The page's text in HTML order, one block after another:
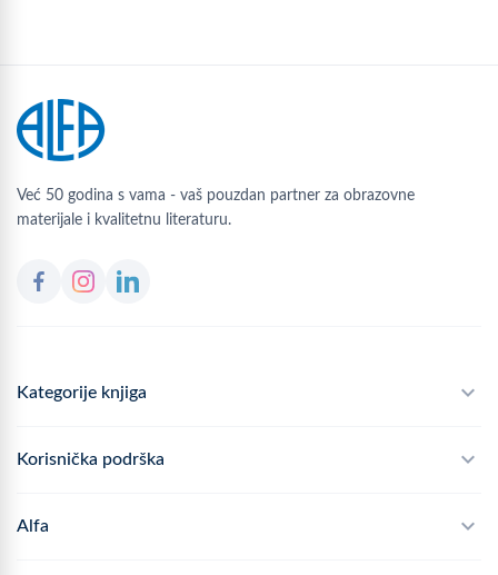
Već 50 godina s vama - vaš pouzdan partner za obrazovne
materijale i kvalitetnu literaturu.
Kategorije knjiga
Školski program
Korisnička podrška
Često postavljana pitanja
Alfa